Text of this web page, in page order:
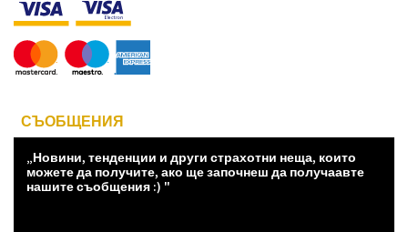
СЪОБЩЕНИЯ
„Новини, тенденции и други страхотни неща, които
можете да получите, ако ще започнеш да получаавте
нашите съобщения :) "